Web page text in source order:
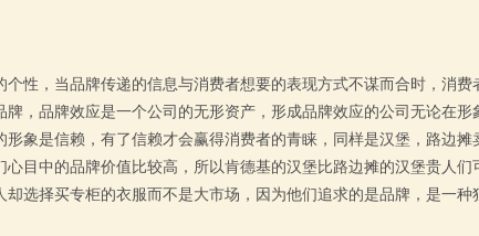
性，当品牌传递的信息与消费者想要的表现方式不谋而合时，消费
，品牌效应是一个公司的无形资产，形成品牌效应的公司无论在形
象是信赖，有了信赖才会赢得消费者的青睐，同样是汉堡，路边摊
目中的品牌价值比较高，所以肯德基的汉堡比路边摊的汉堡贵人们
选择买专柜的衣服而不是大市场，因为他们追求的是品牌，是一种